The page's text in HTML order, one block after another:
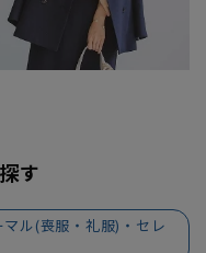
す
マル(喪服・礼服)・セレ